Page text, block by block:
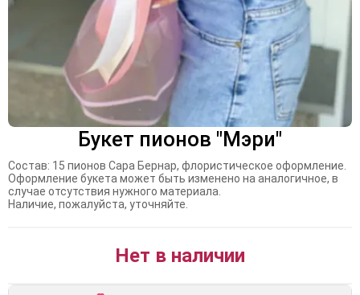
Букет пионов "Мэри"
Состав: 15 пионов Сара Бернар, флористическое оформление.
Оформление букета может быть изменено на аналогичное, в
случае отсутствия нужного материала.
Наличие, пожалуйста, уточняйте.
Нет в наличии